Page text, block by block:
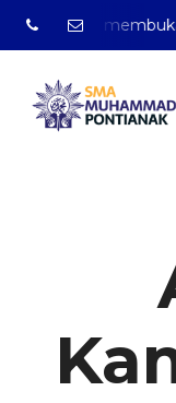
telah membuka